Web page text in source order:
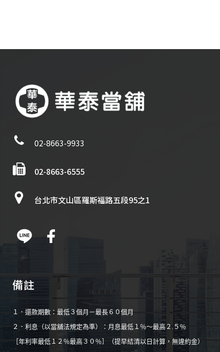
02-8663-9933
02-8663-6555
台北市文山區羅斯福路五段95之1
備註
１．還款期數：最低３個月－最長６０個月
２．利息（以當舖法規定為準）：月息最低１％～最高２.５％
［年利率最低１２％最高３０％］（提早結清以日計算，無違約金）